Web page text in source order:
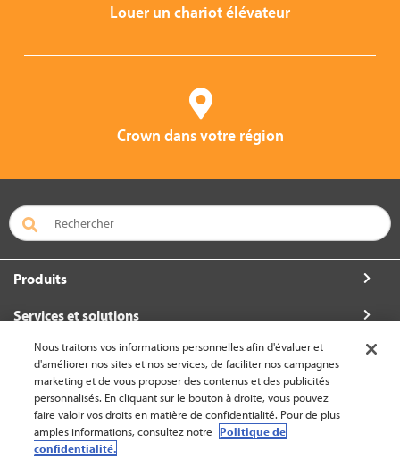
Louer un chariot élévateur
Crown dans votre région
Produits
Services et solutions
À propos de Crown
Communiquez avec nous
Nous traitons vos informations personnelles afin d'évaluer et
d'améliorer nos sites et nos services, de faciliter nos campagnes
marketing et de vous proposer des contenus et des publicités
personnalisés. En cliquant sur le bouton à droite, vous pouvez
faire valoir vos droits en matière de confidentialité. Pour de plus
amples informations, consultez notre Politique de
confidentialité.